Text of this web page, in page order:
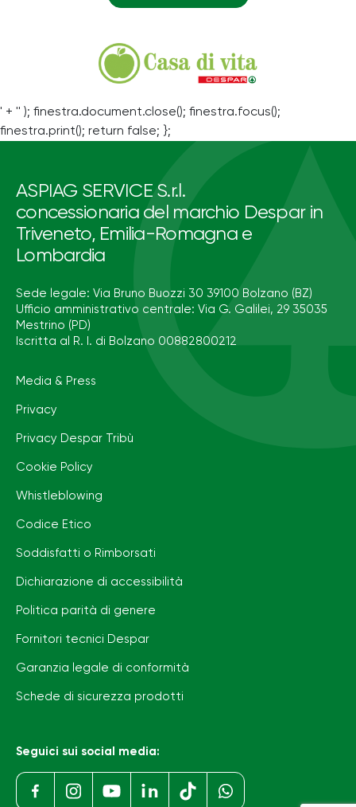
' + '' ); finestra.document.close(); finestra.focus();
finestra.print(); return false; };
ASPIAG SERVICE S.r.l.
concessionaria del marchio Despar in
Triveneto, Emilia-Romagna e
Lombardia
Sede legale: Via Bruno Buozzi 30 39100 Bolzano (BZ)
Ufficio amministrativo centrale: Via G. Galilei, 29 35035
Mestrino (PD)
Iscritta al R. I. di Bolzano 00882800212
Media & Press
Privacy
Privacy Despar Tribù
Cookie Policy
Whistleblowing
Codice Etico
Soddisfatti o Rimborsati
Dichiarazione di accessibilità
Politica parità di genere
Fornitori tecnici Despar
Garanzia legale di conformità
Schede di sicurezza prodotti
Seguici sui social media: